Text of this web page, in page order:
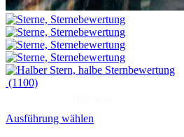
(1100)
Ausführung wählen